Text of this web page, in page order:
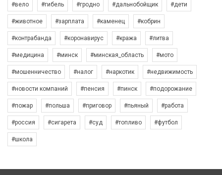
#вело #гибель #гродно #дальнобойщик #дети
#животное #зарплата #каменец #кобрин
#контрабанда #коронавирус #кража #литва
#медицина #минск #минская_область #мото
#мошенничество #налог #наркотик #недвижимость
#новости компаний #пенсия #пинск #подорожание
#пожар #польша #приговор #пьяный #работа
#россия #сигарета #суд #топливо #футбол
#школа